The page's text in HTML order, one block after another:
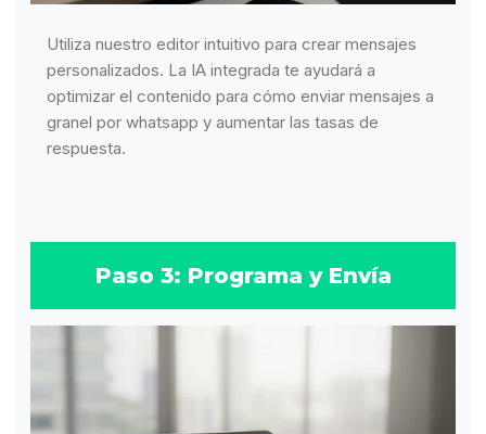
Utiliza nuestro editor intuitivo para crear mensajes
personalizados. La IA integrada te ayudará a
optimizar el contenido para cómo enviar mensajes a
granel por whatsapp y aumentar las tasas de
respuesta.
Paso 3: Programa y Envía